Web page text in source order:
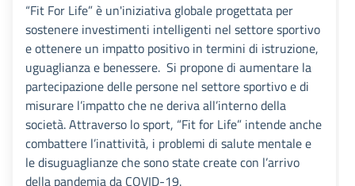
“Fit For Life” è un'iniziativa globale progettata per
sostenere investimenti intelligenti nel settore sportivo
e ottenere un impatto positivo in termini di istruzione,
uguaglianza e benessere. Si propone di aumentare la
partecipazione delle persone nel settore sportivo e di
misurare l’impatto che ne deriva all’interno della
società. Attraverso lo sport, “Fit for Life” intende anche
combattere l’inattività, i problemi di salute mentale e
le disuguaglianze che sono state create con l’arrivo
della pandemia da COVID-19.